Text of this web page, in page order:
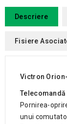
Descriere
Fisiere
Victron
Pornirea-
unui